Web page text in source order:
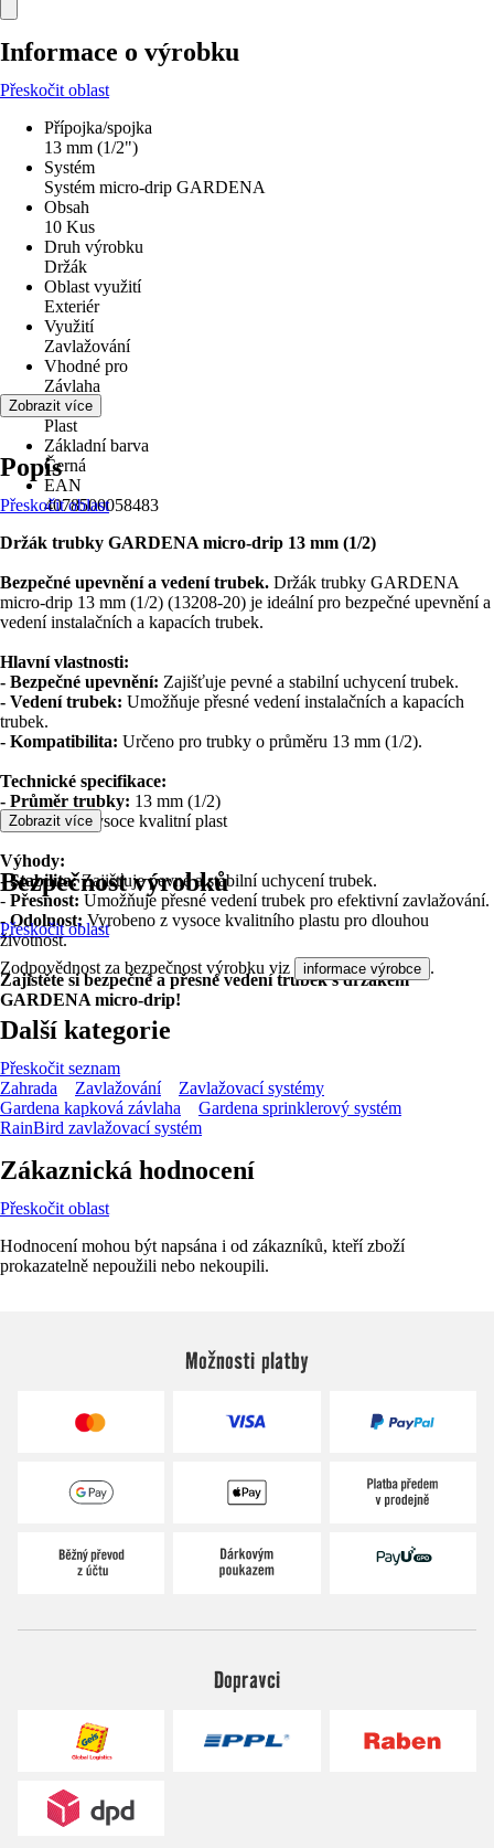
Informace o výrobku
Přeskočit oblast
Přípojka/spojka
13 mm (1/2")
Systém
Systém micro-drip GARDENA
Obsah
10 Kus
Druh výrobku
Držák
Oblast využití
Exteriér
Využití
Zavlažování
Vhodné pro
Závlaha
Materiál
Plast
Základní barva
Černá
EAN
4078500058483
Zobrazit více
Popis
Přeskočit oblast
Držák trubky GARDENA micro-drip 13 mm (1/2)
Bezpečné upevnění a vedení trubek. Držák trubky GARDENA
micro-drip 13 mm (1/2) (13208-20) je ideální pro bezpečné upevnění a
vedení instalačních a kapacích trubek.
Hlavní vlastnosti:
- Bezpečné upevnění: Zajišťuje pevné a stabilní uchycení trubek.
- Vedení trubek: Umožňuje přesné vedení instalačních a kapacích
trubek.
- Kompatibilita: Určeno pro trubky o průměru 13 mm (1/2).
Technické specifikace:
- Průměr trubky: 13 mm (1/2)
- Materiál:Vysoce kvalitní plast
Výhody:
-Stabilita:Zajišťuje pevné a stabilní uchycení trubek.
- Přesnost: Umožňuje přesné vedení trubek pro efektivní zavlažování.
-Odolnost: Vyrobeno z vysoce kvalitního plastu pro dlouhou
životnost.
Zajistěte si bezpečné a přesné vedení trubek s držákem
GARDENA micro-drip!
Zobrazit více
Bezpečnost výrobků
Přeskočit oblast
Zodpovědnost za bezpečnost výrobku viz informace výrobce .
Další kategorie
Přeskočit seznam
Zahrada
Zavlažování
Zavlažovací systémy
Gardena kapková závlaha
Gardena sprinklerový systém
RainBird zavlažovací systém
Zákaznická hodnocení
Přeskočit oblast
Hodnocení mohou být napsána i od zákazníků, kteří zboží
prokazatelně nepoužili nebo nekoupili.
Možnosti platby
Dopravci